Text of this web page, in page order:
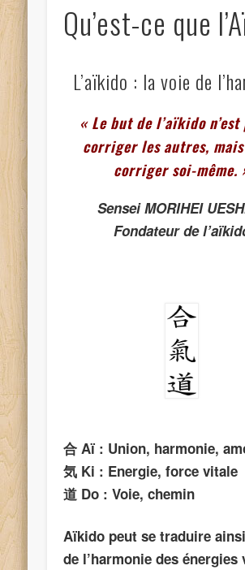
Qu’est-ce que
L’aïkido : la voie de
« Le but de l’aïkido n’est
corriger les autres,
corriger soi-même.
Sensei MORIHEI
Fondateur de
合 Aï : Union, harmonie,
気 Ki : Energie, force vitale
道 Do : Voie, chemin
Aïkido peut se traduire
de l’harmonie des énergies